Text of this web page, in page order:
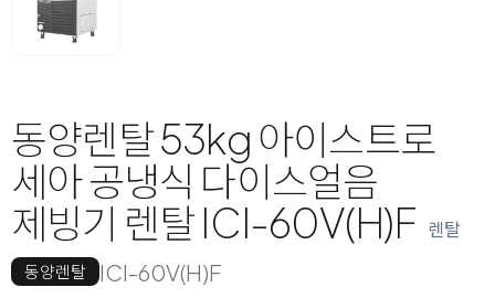
동양렌탈 53kg 아이스트로
세아 공냉식 다이스얼음
제빙기 렌탈 ICI-60V(H)F 렌탈
동양렌탈 ICI-60V(H)F